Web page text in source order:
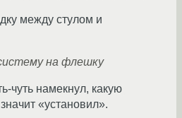
между стулом и
на флешку
чуть намекнул, какую
«установил».